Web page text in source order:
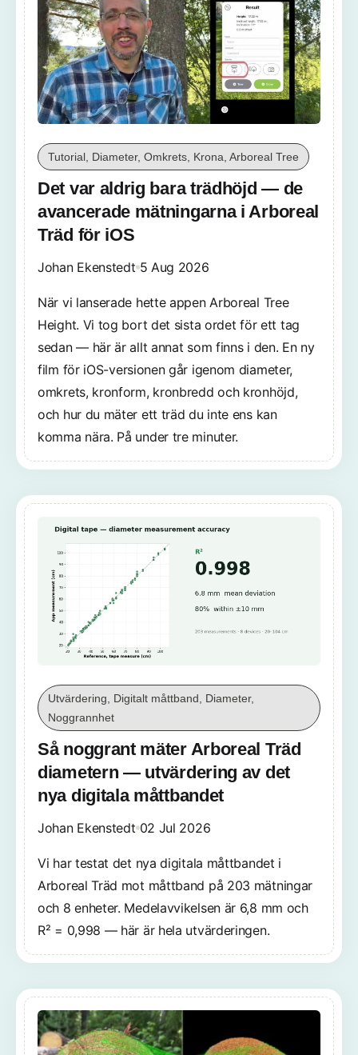
Tutorial, Diameter, Omkrets, Krona, Arboreal Tree
Det var aldrig bara trädhöjd — de
avancerade mätningarna i Arboreal
Träd för iOS
Johan Ekenstedt 5 Aug 2026
När vi lanserade hette appen Arboreal Tree
Height. Vi tog bort det sista ordet för ett tag
sedan — här är allt annat som finns i den. En ny
film för iOS-versionen går igenom diameter,
omkrets, kronform, kronbredd och kronhöjd,
och hur du mäter ett träd du inte ens kan
komma nära. På under tre minuter.
Utvärdering, Digitalt måttband, Diameter,
Noggrannhet
Så noggrant mäter Arboreal Träd
diametern — utvärdering av det
nya digitala måttbandet
Johan Ekenstedt 02 Jul 2026
Vi har testat det nya digitala måttbandet i
Arboreal Träd mot måttband på 203 mätningar
och 8 enheter. Medelavvikelsen är 6,8 mm och
R² = 0,998 — här är hela utvärderingen.